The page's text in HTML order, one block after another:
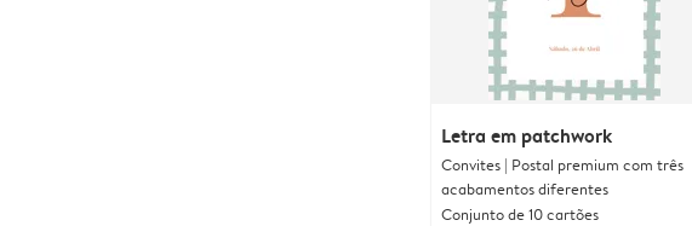
Letra em patchwork
Convites | Postal premium com três
acabamentos diferentes
Conjunto de 10 cartões